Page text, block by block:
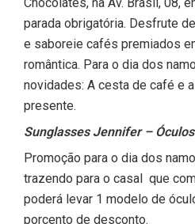
parada obrigatória. Desfrute
e saboreie cafés premiados
romântica. Para o dia dos
novidades: A cesta de café e
presente.
Sunglasses Jennifer – Óculos
Promoção para o dia dos
trazendo para o casal que
poderá levar 1 modelo de
porcento de desconto.